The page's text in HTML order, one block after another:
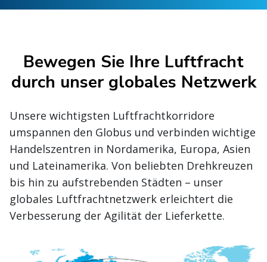
Bewegen Sie Ihre Luftfracht
durch unser globales Netzwerk
Unsere wichtigsten Luftfrachtkorridore
umspannen den Globus und verbinden wichtige
Handelszentren in Nordamerika, Europa, Asien
und Lateinamerika. Von beliebten Drehkreuzen
bis hin zu aufstrebenden Städten – unser
globales Luftfrachtnetzwerk erleichtert die
Verbesserung der Agilität der Lieferkette.